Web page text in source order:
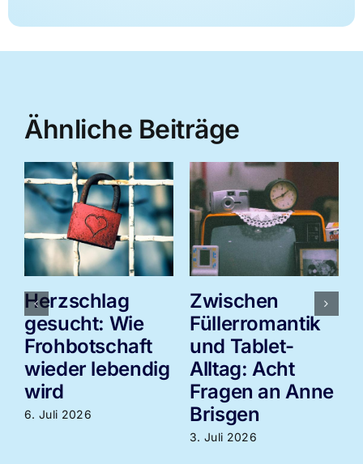
Ähnliche Beiträge
Herzschlag
gesucht: Wie
Frohbotschaft
wieder lebendig
wird
6. Juli 2026
Zwischen
Füllerromantik
und Tablet-
Alltag: Acht
Fragen an Anne
Brisgen
3. Juli 2026